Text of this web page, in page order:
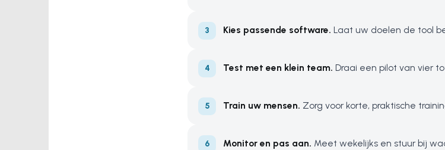
Kies passende software. Laat uw doelen de tool
Test met een klein team. Draai een pilot van vier
Train uw mensen. Zorg voor korte, praktische
Monitor en pas aan. Meet wekelijks en stuur bij